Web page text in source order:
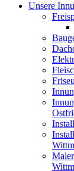
Unsere